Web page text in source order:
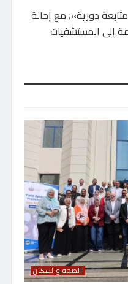
دورية»، مع إحالة
إلى المستشفيات
الصحة والسكان